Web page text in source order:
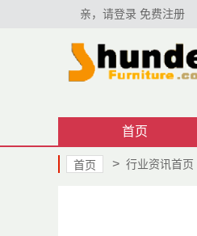
亲，请登录 免费注册
首页
首页 > 行业资讯首页